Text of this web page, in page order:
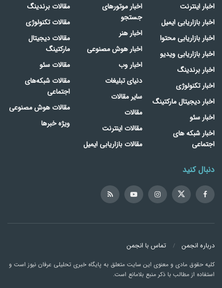
اخبار اینترنت
اخبار بازاریابی ایمیل
اخبار بازاریابی محتوا
اخبار بازاریابی ویدیو
اخبار برندینگ
اخبار تکنولوژی
اخبار دیجیتال مارکتینگ
اخبار سئو
اخبار شبکه های
اجتماعی
اخبار موتورهای
جستجو
اخبار هنر
اخبار هوش مصنوعی
اخبار وب
دنیای تبلیغات
سایر مقالات
مقالات
مقالات اینترنت
مقالات بازاریابی ایمیل
مقالات برندینگ
مقالات تکنولوژی
مقالات دیجیتال
مارکتینگ
مقالات سئو
مقالات شبکه‌های
اجتماعی
مقالات هوش مصنوعی
ویژه خبرها
دنبال کنید
درباره انجمن تماس با انجمن
کلیه حقوق مادی و معنوی این سایت متعلق به پایگاه خبری تحلیلی عرفان نیوز است و
استفاده از مطالب با ذکر منبع بلامانع است.